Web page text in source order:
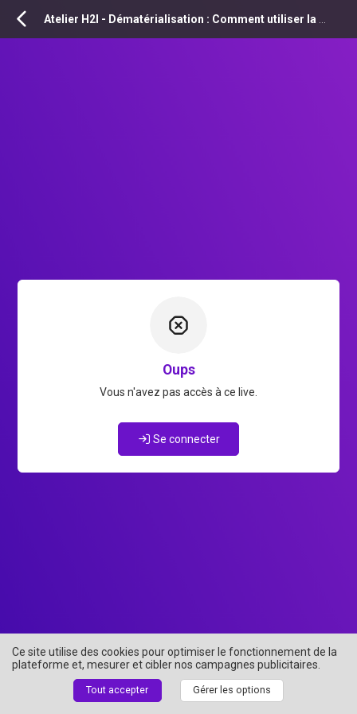
INSCRIPTION
Oups
Vous n'avez pas accès à ce live.
Se connecter
Ce site utilise des cookies pour optimiser le fonctionnement de la
plateforme et, mesurer et cibler nos campagnes publicitaires.
Tout accepter Gérer les options